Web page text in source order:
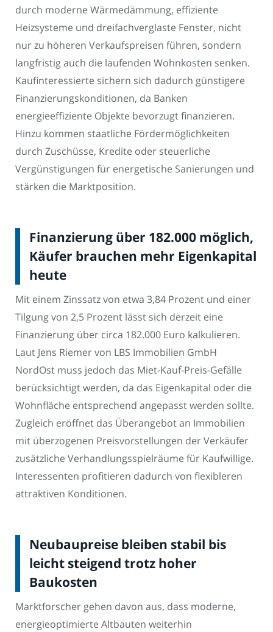
durch moderne Wärmedämmung, effiziente
Heizsysteme und dreifachverglaste Fenster, nicht
nur zu höheren Verkaufspreisen führen, sondern
langfristig auch die laufenden Wohnkosten senken.
Kaufinteressierte sichern sich dadurch günstigere
Finanzierungskonditionen, da Banken
energieeffiziente Objekte bevorzugt finanzieren.
Hinzu kommen staatliche Fördermöglichkeiten
durch Zuschüsse, Kredite oder steuerliche
Vergünstigungen für energetische Sanierungen und
stärken die Marktposition.
Finanzierung über 182.000 möglich,
Käufer brauchen mehr Eigenkapital
heute
Mit einem Zinssatz von etwa 3,84 Prozent und einer
Tilgung von 2,5 Prozent lässt sich derzeit eine
Finanzierung über circa 182.000 Euro kalkulieren.
Laut Jens Riemer von LBS Immobilien GmbH
NordOst muss jedoch das Miet-Kauf-Preis-Gefälle
berücksichtigt werden, da das Eigenkapital oder die
Wohnfläche entsprechend angepasst werden sollte.
Zugleich eröffnet das Überangebot an Immobilien
mit überzogenen Preisvorstellungen der Verkäufer
zusätzliche Verhandlungsspielräume für Kaufwillige.
Interessenten profitieren dadurch von flexibleren
attraktiven Konditionen.
Neubaupreise bleiben stabil bis
leicht steigend trotz hoher
Baukosten
Marktforscher gehen davon aus, dass moderne,
energieoptimierte Altbauten weiterhin